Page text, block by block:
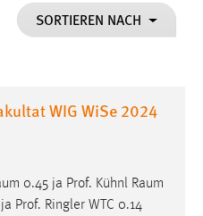
SORTIEREN NACH
WIG WiSe 2024
0.45 ja Prof. Kühnl Raum
Prof. Ringler WTC 0.14
ausgewählten Einverständnis-